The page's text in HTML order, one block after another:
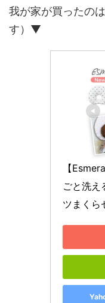
我が家が買ったの
す）▼
【
ごと洗え
ツまくら